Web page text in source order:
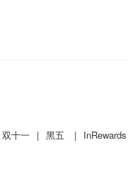
双十一 | 黑五 | InRewards